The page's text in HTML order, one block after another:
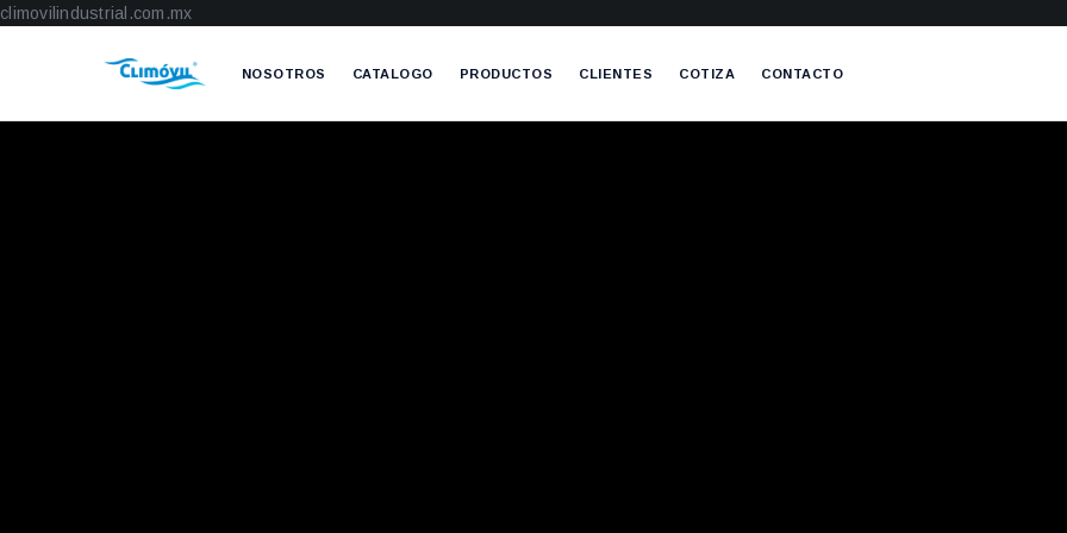
climovilindustrial.com.mx
NOSOTROS CATALOGO PRODUCTOS CLIENTES COTIZA CONTACTO